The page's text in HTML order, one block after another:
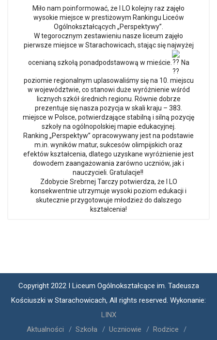
Miło nam poinformować, że I LO kolejny raz zajęło
wysokie miejsce w prestiżowym Rankingu Liceów
Ogólnokształcących „Perspektywy”.
W tegorocznym zestawieniu nasze liceum zajęło
pierwsze miejsce w Starachowicach, stając się najwyżej
ocenianą szkołą ponadpodstawową w mieście. Na
poziomie regionalnym uplasowaliśmy się na 10. miejscu
w województwie, co stanowi duże wyróżnienie wśród
licznych szkół średnich regionu. Równie dobrze
prezentuje się nasza pozycja w skali kraju – 383.
miejsce w Polsce, potwierdzające stabilną i silną pozycję
szkoły na ogólnopolskiej mapie edukacyjnej.
Ranking „Perspektyw” opracowywany jest na podstawie
m.in. wyników matur, sukcesów olimpijskich oraz
efektów kształcenia, dlatego uzyskane wyróżnienie jest
dowodem zaangażowania zarówno uczniów, jak i
nauczycieli. Gratulacje!!
Zdobycie Srebrnej Tarczy potwierdza, że I LO
konsekwentnie utrzymuje wysoki poziom edukacji i
skutecznie przygotowuje młodzież do dalszego
kształcenia!
Copyright 2022 I Liceum Ogólnokształcące im. Tadeusza
Kościuszki w Starachowicach, All rights reserved. Wykonanie:
LINX
Aktualności
Szkoła Uczniowie
Rodzice